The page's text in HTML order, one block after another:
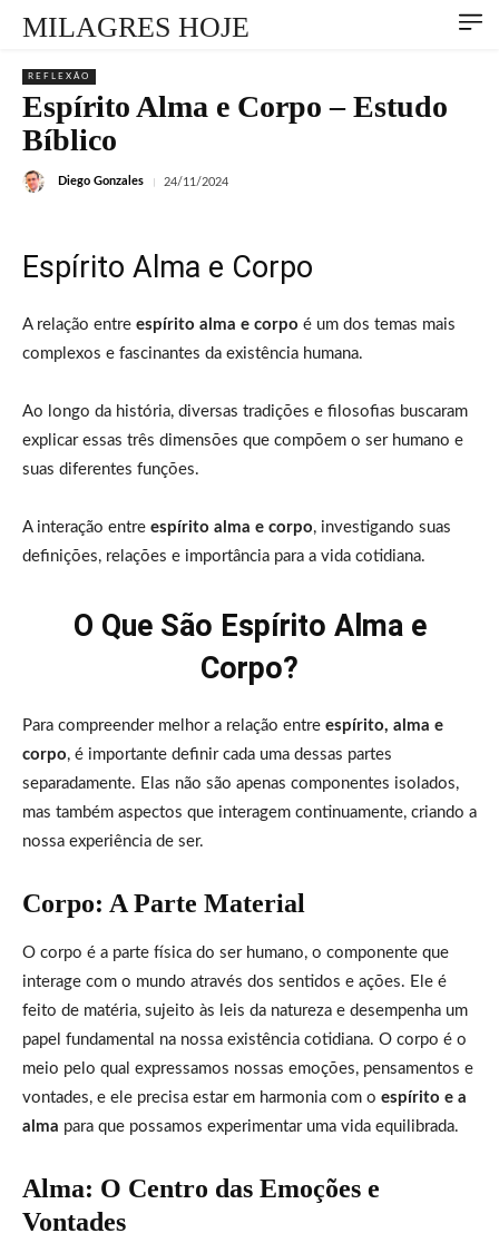
MILAGRES HOJE
REFLEXÃO
Espírito Alma e Corpo – Estudo
Bíblico
Diego Gonzales 24/11/2024
Espírito Alma e Corpo
A relação entre espírito alma e corpo é um dos temas mais
complexos e fascinantes da existência humana.
Ao longo da história, diversas tradições e filosofias buscaram
explicar essas três dimensões que compõem o ser humano e
suas diferentes funções.
A interação entre espírito alma e corpo, investigando suas
definições, relações e importância para a vida cotidiana.
O Que São Espírito Alma e
Corpo?
Para compreender melhor a relação entre espírito, alma e
corpo, é importante definir cada uma dessas partes
separadamente. Elas não são apenas componentes isolados,
mas também aspectos que interagem continuamente, criando a
nossa experiência de ser.
Corpo: A Parte Material
O corpo é a parte física do ser humano, o componente que
interage com o mundo através dos sentidos e ações. Ele é
feito de matéria, sujeito às leis da natureza e desempenha um
papel fundamental na nossa existência cotidiana. O corpo é o
meio pelo qual expressamos nossas emoções, pensamentos e
vontades, e ele precisa estar em harmonia com o espírito e a
alma para que possamos experimentar uma vida equilibrada.
Alma: O Centro das Emoções e
Vontades